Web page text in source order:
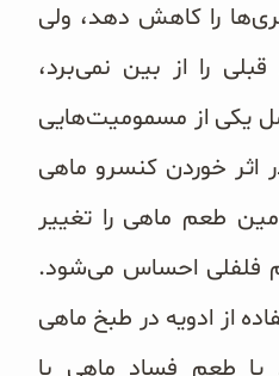
را کاهش دهد، ولی
را از بین نمی‌برد،
یکی از مسمومیت‌هایی
خوردن کنسرو ماهی
طعم ماهی را تغییر
فلفلی احساس می‌‌شود.
از ادویه در طبخ ماهی
یا طعم فساد ماهی با